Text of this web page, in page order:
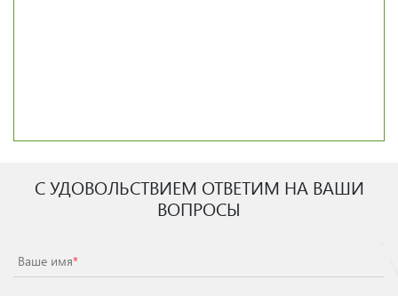
С УДОВОЛЬСТВИЕМ ОТВЕТИМ НА ВАШИ
ВОПРОСЫ
Ваше имя*